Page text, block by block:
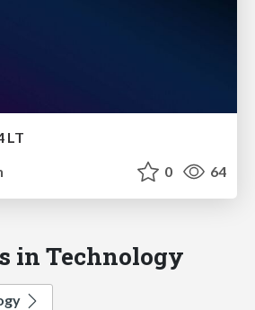
LT
0 64
in Technology